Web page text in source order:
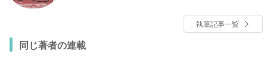
執筆記事一覧
同じ著者の連載